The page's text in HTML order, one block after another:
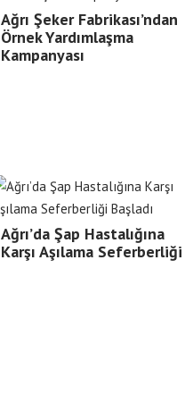
Ağrı Şeker Fabrikası’ndan
Örnek Yardımlaşma
Kampanyası
Ağrı’da Şap Hastalığına
Karşı Aşılama Seferberliği